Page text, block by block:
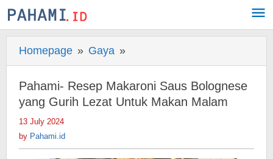
Skip
to
Homepage » Gaya »
Resep
Makaroni
Saus
Gurih
Pahami- Resep Makaroni Saus Bolognese
yang Gurih Lezat Untuk Makan Malam
13 July 2024
by Pahami.id